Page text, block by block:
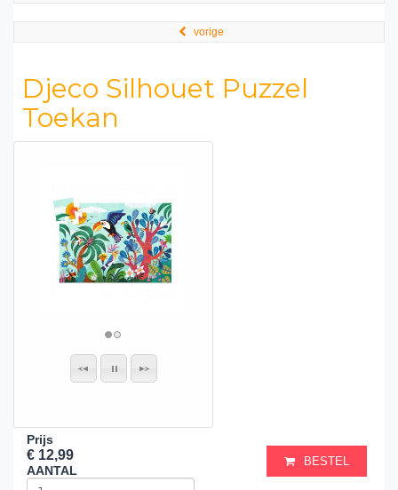
vorige
Djeco Silhouet Puzzel
Toekan
Prijs
€ 12,99
AANTAL
BESTEL